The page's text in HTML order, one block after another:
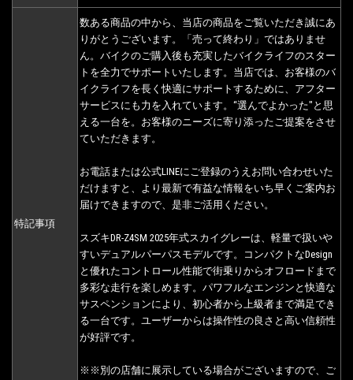
特記事項
数ある商品の中から、当店の商品をご覧いただき誠にあ
りがとうございます。「売って終わり」ではありませ
ん。バイクのご購入後も充実したバイクライフのスター
トを全力でサポートいたします。当店では、お客様のバ
イクライフを長く快適にサポートするために、アフター
サービスにも力を入れています。“選んでよかった"と思
える一台を。お客様のニーズに寄り添ったご提案をさせ
ていただきます。
お電話または公式LINEにご登録のうえお問い合わせいた
だけますと、より最新で有益な情報をいち早くご案内お
届けできますので、是非ご活用ください。
スズキDR-Z4SM 2025年式スカイグレーは、軽量で扱いや
すいデュアルパーパスモデルです。コンパクトなDesign
と優れたコントロール性能で街乗りからオフロードまで
多彩な走行を楽しめます。パワフルなエンジンと快適な
サスペンションにより、初心者から上級者まで満足でき
る一台です。ユーザーからは操作性の良さと高い信頼性
が好評です。
※※別の店舗に展示している場合がございますので、ご